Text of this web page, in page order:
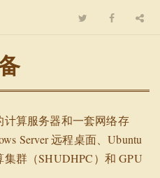
算服务器和一套网络存
Server 远程桌面、Ubuntu
群（SHUDHPC）和 GPU